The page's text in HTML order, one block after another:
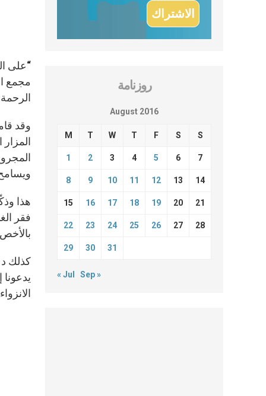
“على
هذا
فقر
كذلك
روزنامة
August 2016
M T W T F S S
1 2 3 4 5 6 7
8 9 10 11 12 13 14
15 16 17 18 19 20 21
22 23 24 25 26 27 28
29 30 31
« Jul Sep »